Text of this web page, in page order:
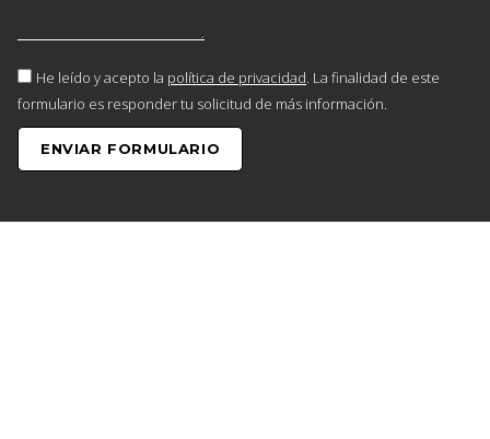
He leído y acepto la política de privacidad. La finalidad de este
formulario es responder tu solicitud de más información.
ENVIAR FORMULARIO